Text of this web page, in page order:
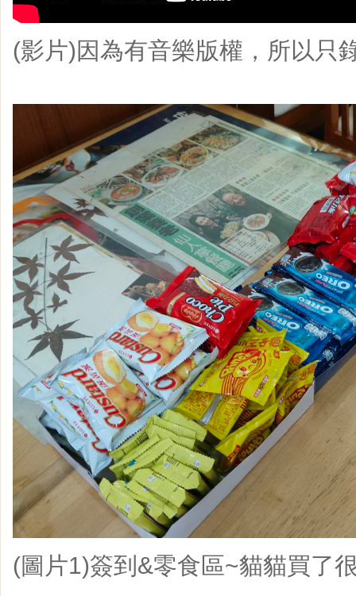
(影片)因為有音樂版權，所以只
(圖片1)簽到&零食區~貓貓買了